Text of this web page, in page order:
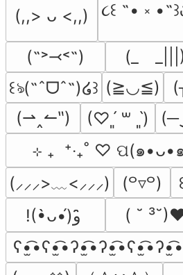
(,,> ᴗ <,,) ૮꒰ ˶• ༝
(˶˃⤙˂˶) (_　
꒰ঌ(˶ˆᗜˆ˵)໒꒱ (≧◡≦)
(⇀‸↼‶)
(♡ˊ͈ ꒳ ˋ͈)
⊹ ₊  ⁺‧₊˚ ♡ ପ(๑•ᴗ•
(⸝⸝⸝>﹏<⸝⸝⸝)
(꒪▿꒪)
( ˘